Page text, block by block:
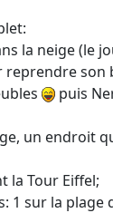
la neige (le
reprendre son
puis
un endroit
la Tour Eiffel;
sur la plage